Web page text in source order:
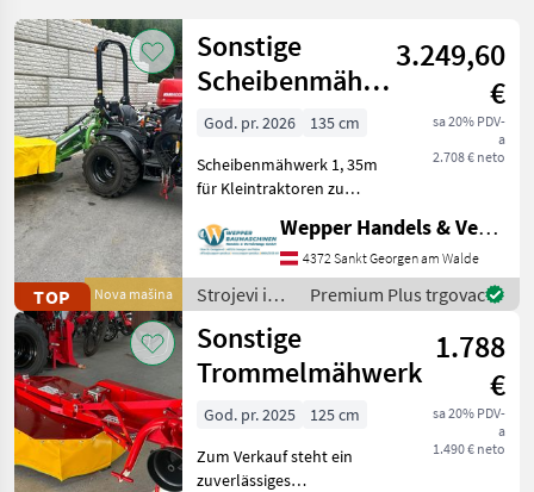
TOP Nova mašina
Sonstige
Scheibenmähwerk
135 cm – NEU
3.249,60
€
sa 20% PDV-
a
2.708 € neto
God. pr. 2026
135 cm
Scheibenmähwerk 1, 35m
für Kleintraktoren zu
Informationen: -
Arbeitsbreite: 135 cm -
Gewicht: 280 kg -
Leistungsbedarf: Ab 18 PS
bis ca
Wepper Handels & Vermietungs GmbH
4372 Sankt Georgen am Walde
Strojevi i
oprema za
travu i
baliranje /
Sonstige
Premium Plus trgovac
Sonstige
Trommelmähwerk
1.788
€
sa 20% PDV-
a
1.490 € neto
God. pr. 2025
125 cm
Zum Verkauf steht ein
zuverlässiges